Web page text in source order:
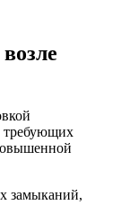
требующих
замыканий,